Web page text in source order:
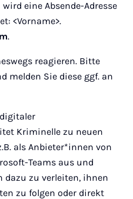
eine Absende-Adresse
<Vorname>.
.
reagieren. Bitte
melden Sie diese ggf. an
Kriminelle zu neuen
als Anbieter*innen von
Teams aus und
dazu zu verleiten, ihnen
zu folgen oder direkt